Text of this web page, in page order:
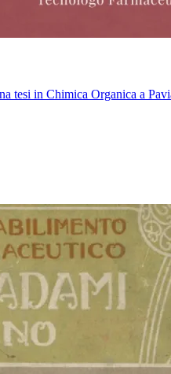
tesi in Chimica Organica a